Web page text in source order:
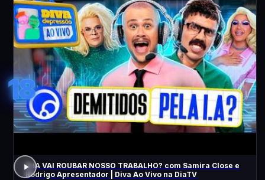
18
A IA VAI ROUBAR NOSSO TRABALHO? com Samira Close e
Rodrigo Apresentador | Diva Ao Vivo na DiaTV